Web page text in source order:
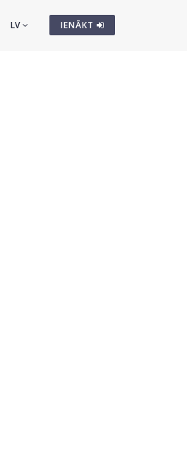
IENĀKT
LV